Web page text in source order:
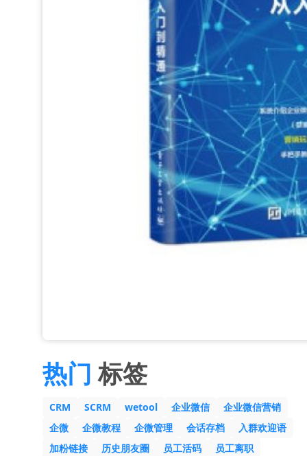
热门 标签
CRM SCRM wetool 企业微信
企业微信营销
企微
企微教程 企微管理 会话存档
入群欢迎语
加粉链接
历史朋友圈 员工活码
员工离职